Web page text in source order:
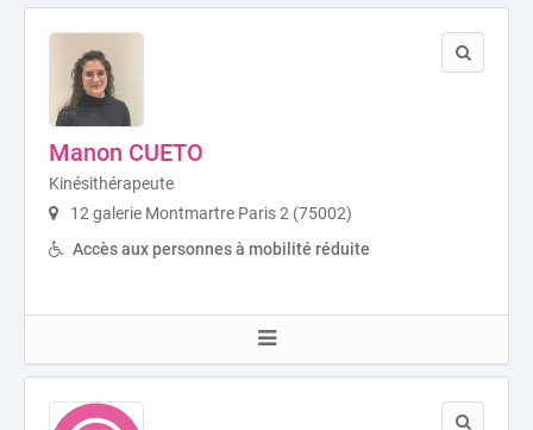
Manon CUETO
Kinésithérapeute
12 galerie Montmartre Paris 2 (75002)
Accès aux personnes à mobilité réduite